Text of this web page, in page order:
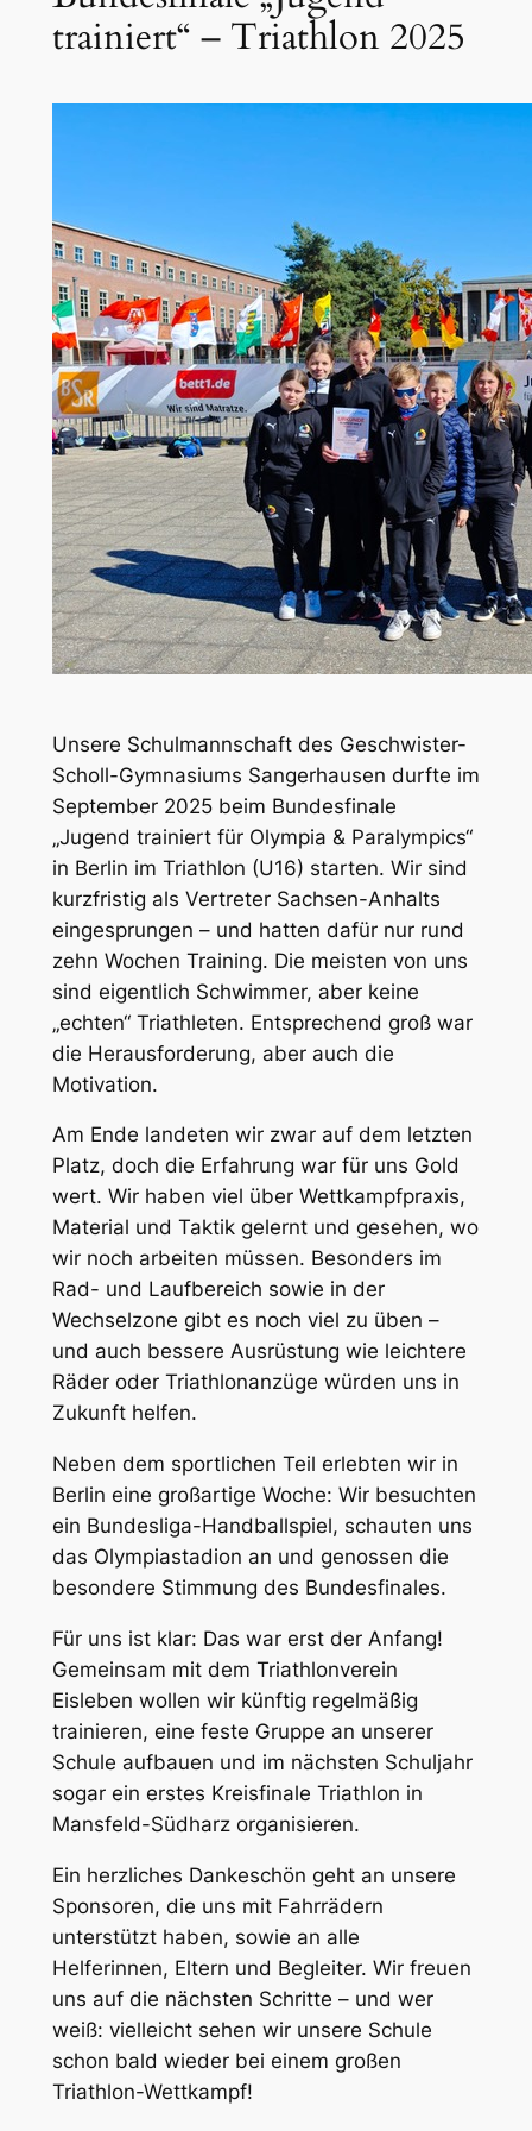
trainiert“ – Triathlon 2025
Unsere Schulmannschaft des Geschwister-
Scholl-Gymnasiums Sangerhausen durfte im
September 2025 beim Bundesfinale
„Jugend trainiert für Olympia & Paralympics“
in Berlin im Triathlon (U16) starten. Wir sind
kurzfristig als Vertreter Sachsen-Anhalts
eingesprungen – und hatten dafür nur rund
zehn Wochen Training. Die meisten von uns
sind eigentlich Schwimmer, aber keine
„echten“ Triathleten. Entsprechend groß war
die Herausforderung, aber auch die
Motivation.
Am Ende landeten wir zwar auf dem letzten
Platz, doch die Erfahrung war für uns Gold
wert. Wir haben viel über Wettkampfpraxis,
Material und Taktik gelernt und gesehen, wo
wir noch arbeiten müssen. Besonders im
Rad- und Laufbereich sowie in der
Wechselzone gibt es noch viel zu üben –
und auch bessere Ausrüstung wie leichtere
Räder oder Triathlonanzüge würden uns in
Zukunft helfen.
Neben dem sportlichen Teil erlebten wir in
Berlin eine großartige Woche: Wir besuchten
ein Bundesliga-Handballspiel, schauten uns
das Olympiastadion an und genossen die
besondere Stimmung des Bundesfinales.
Für uns ist klar: Das war erst der Anfang!
Gemeinsam mit dem Triathlonverein
Eisleben wollen wir künftig regelmäßig
trainieren, eine feste Gruppe an unserer
Schule aufbauen und im nächsten Schuljahr
sogar ein erstes Kreisfinale Triathlon in
Mansfeld-Südharz organisieren.
Ein herzliches Dankeschön geht an unsere
Sponsoren, die uns mit Fahrrädern
unterstützt haben, sowie an alle
Helferinnen, Eltern und Begleiter. Wir freuen
uns auf die nächsten Schritte – und wer
weiß: vielleicht sehen wir unsere Schule
schon bald wieder bei einem großen
Triathlon-Wettkampf!